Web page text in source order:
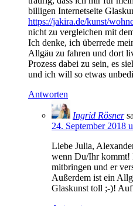
billigen Internetseite
https://jakira.de/kunst/
nicht zu vergleichen mit
Ich denke, ich überrede
Allgäu zu fahren und dort
Prozess dabei zu sein, es
und ich will so etwas
Antworten
Ingrid Rösner
24. September 2018
Liebe Julia,
wenn Du/Ihr kommt!
mitbringen und er
Außerdem ist ein
Glaskunst toll ;-)!